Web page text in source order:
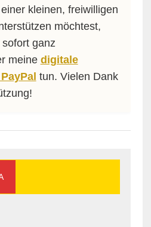
kleinen, freiwilligen
möchtest,
ganz
meine digitale
tun. Vielen Dank